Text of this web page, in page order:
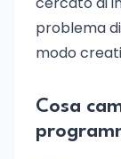
problema
modo
Cosa